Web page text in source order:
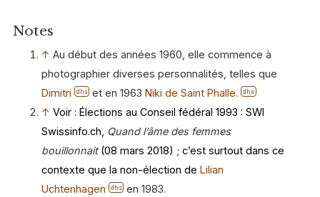
Notes
↑ Au début des années 1960, elle commence à
photographier diverses personnalités, telles que
Dimitri
dhs et en 1963Niki de Saint Phalle. dhs
↑ Voir : Élections au Conseil fédéral 1993 : SWI
Swissinfo.ch,
Quand l’âme des femmes
bouillonnait(08 mars 2018) ; c’est surtout dans ce
contexte que la non-élection de Lilian
Uchtenhagen
dhs
en 1983.